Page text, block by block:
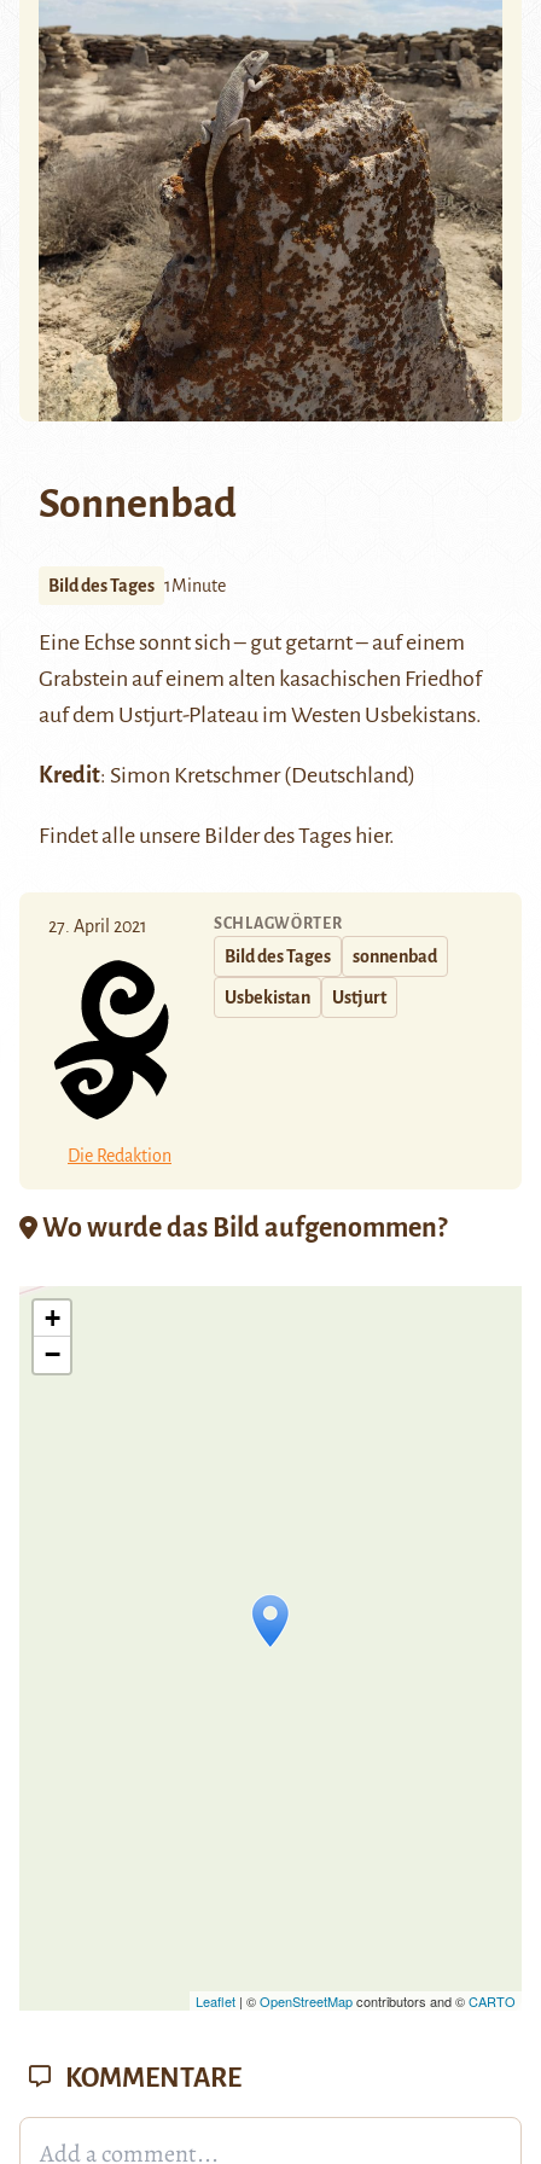
Sonnenbad
Bild des Tages 1Minute
Eine Echse sonnt sich – gut getarnt – auf einem
Grabstein auf einem alten kasachischen Friedhof
auf dem Ustjurt-Plateau im Westen Usbekistans.
Kredit: Simon Kretschmer(Deutschland)
Findet alle unsere Bilder des Tages hier.
27. April 2021
Die Redaktion
SCHLAGWÖRTER
Bild des Tages sonnenbad
Usbekistan Ustjurt
Wo wurde das Bild aufgenommen?
Travelers' Map wird geladen …
Wenn du dies siehst, nachdem deine
+
−
Leaflet| ©OpenStreetMapcontributors and ©CARTO
KOMMENTARE